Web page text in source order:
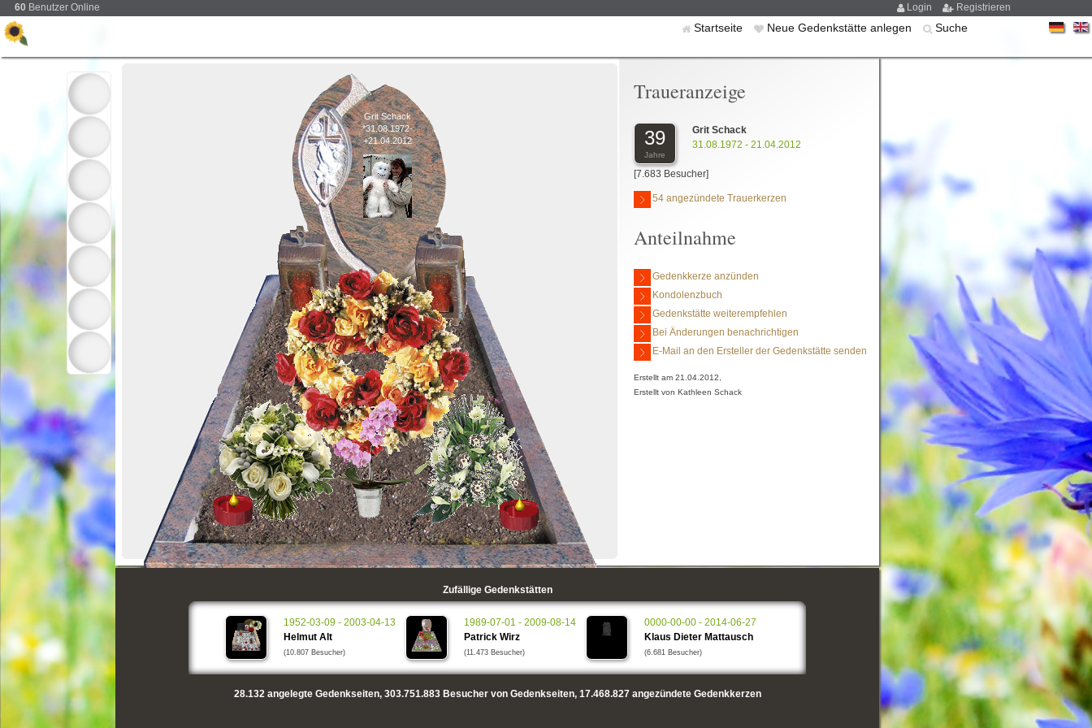
60 Benutzer Online Login Registrieren
Startseite Neue Gedenkstätte anlegen Suche
Grit Schack
*31.08.1972-
+21.04.2012
Traueranzeige
39
Jahre
Grit Schack
31.08.1972 - 21.04.2012
[7.683 Besucher]
54 angezündete Trauerkerzen
Anteilnahme
Gedenkkerze anzünden
Kondolenzbuch
Gedenkstätte weiterempfehlen
Bei Änderungen benachrichtigen
E-Mail an den Ersteller der Gedenkstätte senden
Erstellt am 21.04.2012,
Erstellt von Kathleen Schack
Zufällige Gedenkstätten
1952-03-09 - 2003-04-13
Helmut Alt
(10.807 Besucher)
1989-07-01 - 2009-08-14
Patrick Wirz
(11.473 Besucher)
0000-00-00 - 2014-06-27
Klaus Dieter Mattausch
(6.681 Besucher)
28.132angelegte Gedenkseiten, 303.751.883Besucher von Gedenkseiten, 17.468.827angezündete Gedenkkerzen